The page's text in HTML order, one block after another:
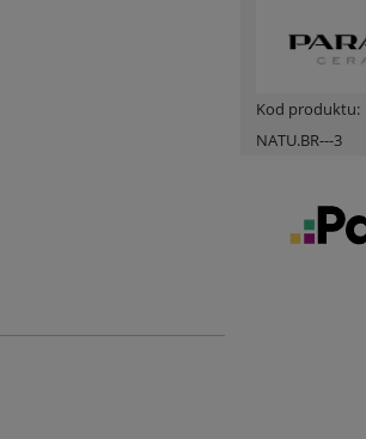
Kod produktu:
NATU.BR---3